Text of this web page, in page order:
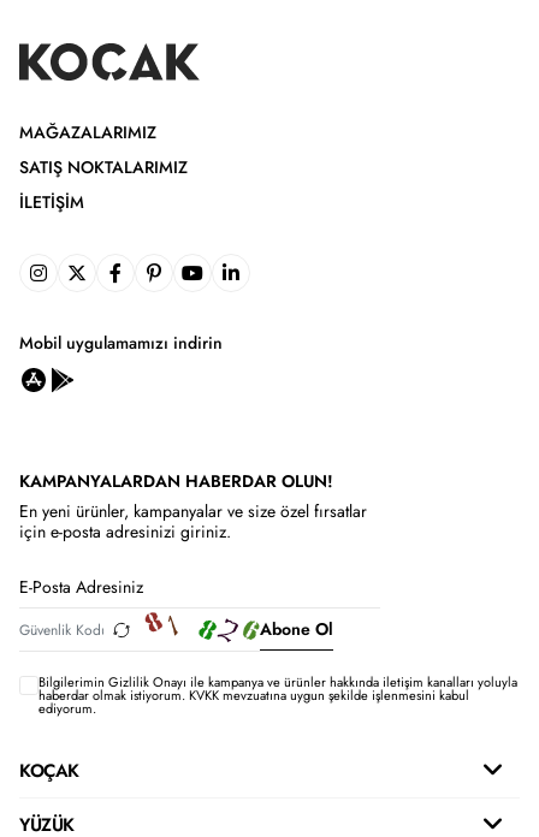
MAĞAZALARIMIZ
SATIŞ NOKTALARIMIZ
İLETIŞIM
Mobil uygulamamızı indirin
KAMPANYALARDAN HABERDAR OLUN!
En yeni ürünler, kampanyalar ve size özel fırsatlar
için e-posta adresinizi giriniz.
Abone Ol
Bilgilerimin Gizlilik Onayı ile kampanya ve ürünler hakkında iletişim kanalları yoluyla
haberdar olmak istiyorum.KVKK mevzuatına uygun şekilde işlenmesini kabul
ediyorum.
KOÇAK
YÜZÜK